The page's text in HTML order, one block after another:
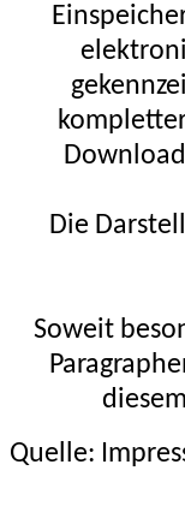
Die
Soweit
Quelle: